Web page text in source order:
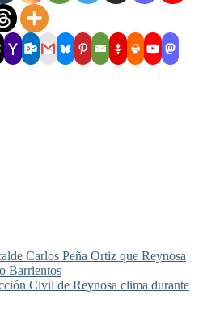
Carlos Peña Ortiz que Reynosa
Barrientos
Civil de Reynosa clima durante